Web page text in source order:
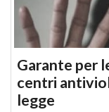
Garante per
centri
legge